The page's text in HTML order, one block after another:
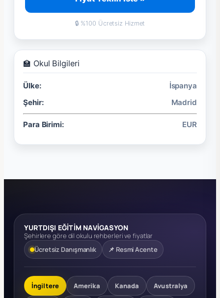
🔒 %100 Ücretsiz Hizmet
🏫 Okul Bilgileri
Ülke:
İspanya
Şehir:
Madrid
Para Birimi: EUR
YURTDIŞI EĞİTİM NAVİGASYON
Şehirlere göre dil okulu rehberleri ve fiyatlar
Ücretsiz Danışmanlık
📌 Resmi Acente
İngiltere Amerika Kanada Avustralya